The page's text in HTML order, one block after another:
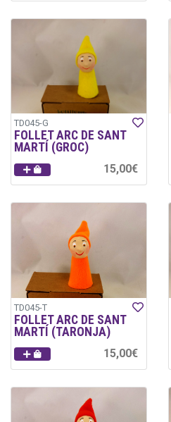
TD045-G
FOLLET ARC DE SANT
MARTÍ (GROC)
15,00€
TD045-T
FOLLET ARC DE SANT
MARTÍ (TARONJA)
15,00€